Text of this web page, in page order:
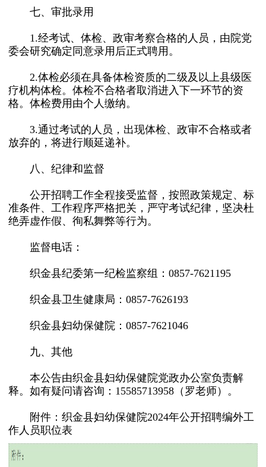
七、审批录用
1.经考试、体检、政审考察合格的人员，由院党
委会研究确定同意录用后正式聘用。
2.体检必须在具备体检资质的二级及以上县级医
疗机构体检。体检不合格者取消进入下一环节的资
格。体检费用由个人缴纳。
3.通过考试的人员，出现体检、政审不合格或者
放弃的，将进行顺延递补。
八、纪律和监督
公开招聘工作全程接受监督，按照政策规定、标
准条件、工作程序严格把关，严守考试纪律，坚决杜
绝弄虚作假、徇私舞弊等行为。
监督电话：
织金县纪委第一纪检监察组：0857-7621195
织金县卫生健康局：0857-7626193
织金县妇幼保健院：0857-7621046
九、其他
本公告由织金县妇幼保健院党政办公室负责解
释。如有疑问请咨询：15585713958（罗老师）。
附件：织金县妇幼保健院2024年公开招聘编外工
作人员职位表